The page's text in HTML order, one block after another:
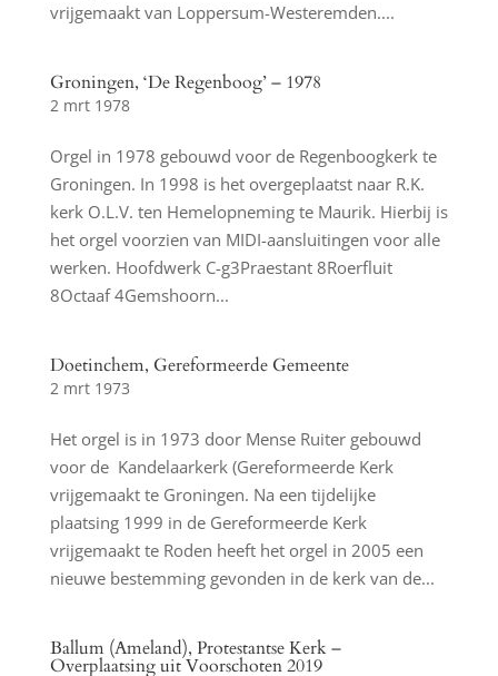
vrijgemaakt van Loppersum-Westeremden....
Groningen, ‘De Regenboog’ – 1978
2 mrt 1978
Orgel in 1978 gebouwd voor de Regenboogkerk te
Groningen. In 1998 is het overgeplaatst naar R.K.
kerk O.L.V. ten Hemelopneming te Maurik. Hierbij is
het orgel voorzien van MIDI-aansluitingen voor alle
werken. Hoofdwerk C-g3Praestant 8Roerfluit
8Octaaf 4Gemshoorn...
Doetinchem, Gereformeerde Gemeente
2 mrt 1973
Het orgel is in 1973 door Mense Ruiter gebouwd
voor de Kandelaarkerk (Gereformeerde Kerk
vrijgemaakt te Groningen. Na een tijdelijke
plaatsing 1999 in de Gereformeerde Kerk
vrijgemaakt te Roden heeft het orgel in 2005 een
nieuwe bestemming gevonden in de kerk van de...
Ballum (Ameland), Protestantse Kerk –
Overplaatsing uit Voorschoten 2019